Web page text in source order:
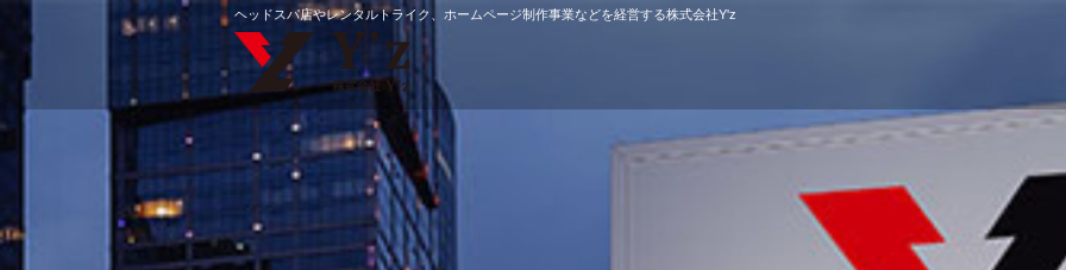
ヘッドスパ店やレンタルトライク、ホームページ制作事業などを経営する株式会社Y'z